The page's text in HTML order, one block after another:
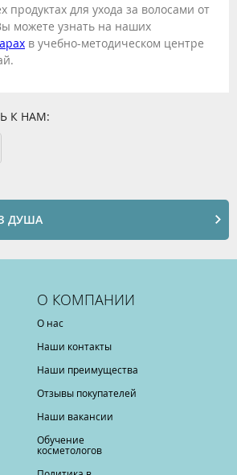
продуктах для ухода за волосами от
можете узнать на наших
в учебно-методическом центре
К НАМ:
ДУША
О КОМПАНИИ
О нас
Наши контакты
Наши преимущества
Отзывы покупателей
Наши вакансии
Обучение
косметологов